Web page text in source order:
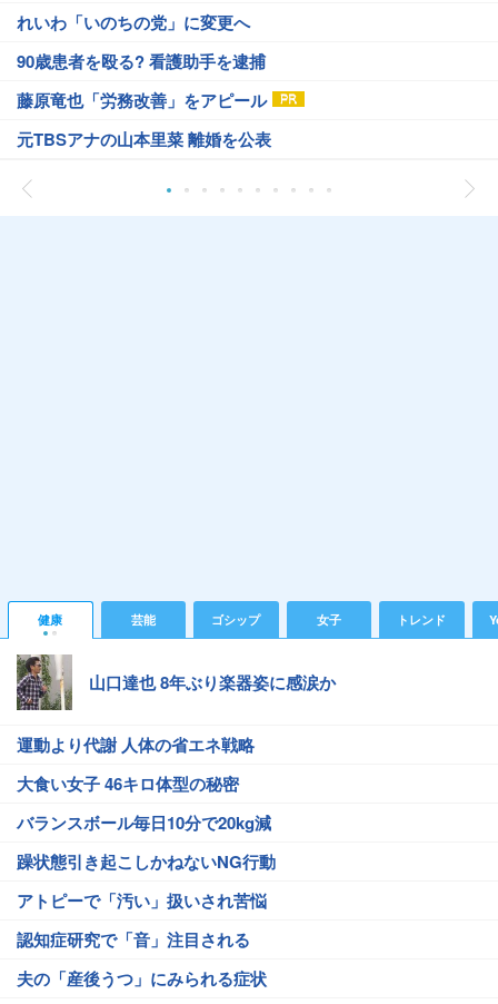
れいわ「いのちの党」に変更へ
90歳患者を殴る? 看護助手を逮捕
藤原竜也「労務改善」をアピール
元TBSアナの山本里菜 離婚を公表
健康 芸能 ゴシップ 女子 トレンド
山口達也 8年ぶり楽器姿に感涙か
運動より代謝 人体の省エネ戦略
大食い女子 46キロ体型の秘密
バランスボール毎日10分で20kg減
躁状態引き起こしかねないNG行動
アトピーで「汚い」扱いされ苦悩
認知症研究で「音」注目される
夫の「産後うつ」にみられる症状